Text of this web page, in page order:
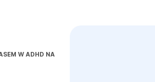
W ADHD NA